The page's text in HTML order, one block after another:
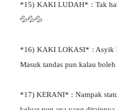
*15) KAKI LUDAH* : Tak
💦💦💦
*16) KAKI LOKASI* : Asyik
Masuk tandas pun kalau
*17) KERANI* : Nampak